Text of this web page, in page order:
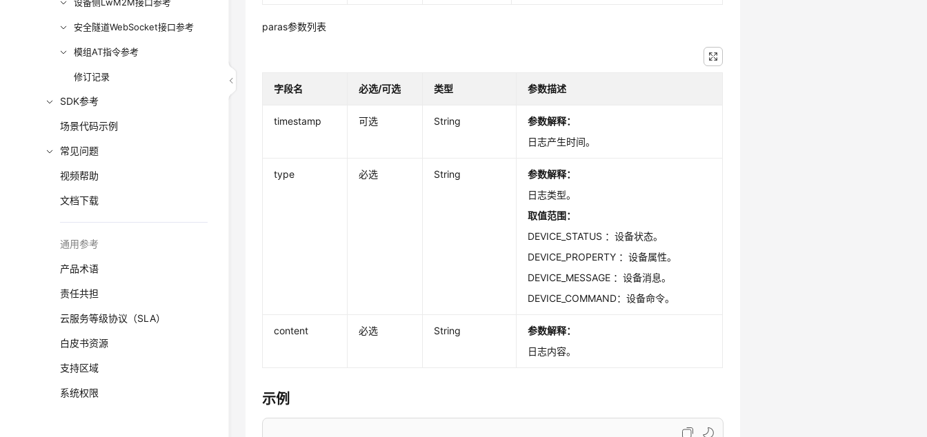
安全隧道WebSocket接口参考
模组AT指令参考
修订记录
SDK参考
场景代码示例
常见问题
视频帮助
文档下载
通用参考
产品术语
责任共担
云服务等级协议（SLA）
白皮书资源
支持区域
系统权限
paras参数列表
字段名 必选/可选 类型 参数描述
timestamp 可选 String
参数解释：
日志产生时间。
type 必选 String
参数解释：
日志类型。
取值范围：
DEVICE_STATUS ：设备状态。
DEVICE_PROPERTY ：设备属性。
DEVICE_MESSAGE ：设备消息。
DEVICE_COMMAND：设备命令。
content 必选 String
参数解释：
日志内容。
示例